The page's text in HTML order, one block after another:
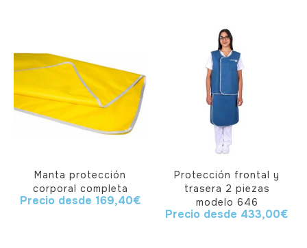
Manta protección
corporal completa
Precio desde 169,40€
Protección frontal y
trasera 2 piezas
modelo 646
Precio desde 433,00€